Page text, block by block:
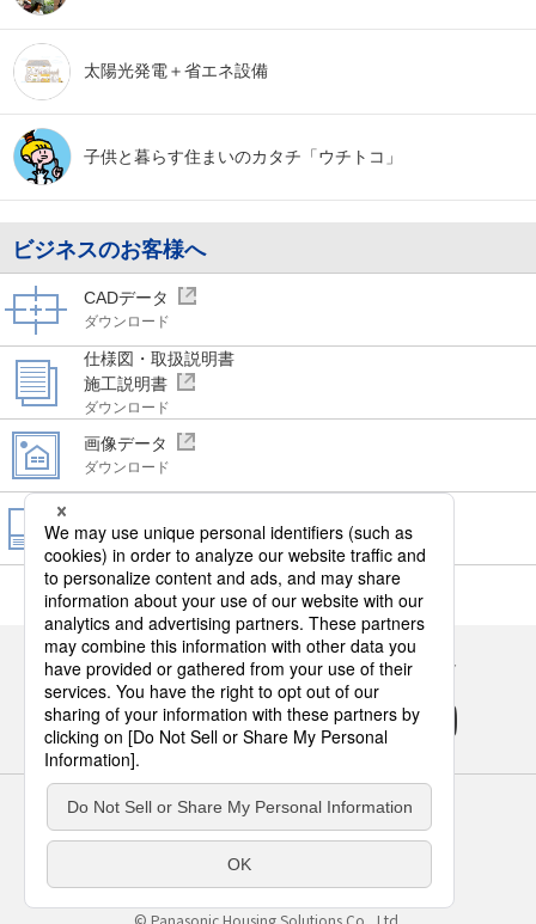
太陽光発電＋省エネ設備
子供と暮らす住まいのカタチ 「ウチトコ」
ビジネスのお客様へ
CADデータ
ダウンロード
仕様図・取扱説明書
施工説明書
ダウンロード
画像データ
ダウンロード
ビジネス向けカタログ
閲覧・請求
Panasonicの住まい・くらし SNSアカウント
サイトのご利用にあたって
クッキーポリシー
個人情報保護方針
パナソニック ホールディングス
Area/Country
パナソニック ハウジングソリューションズ株式会社
© Panasonic Housing Solutions Co., Ltd.